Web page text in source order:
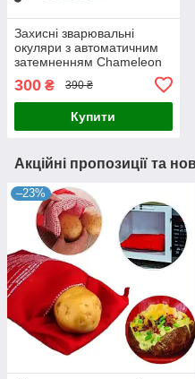
Захисні зварювальні
окуляри з автоматичним
затемненням Chameleon
300 ₴ 390 ₴
Купити
Акційні пропозиції та
–23%